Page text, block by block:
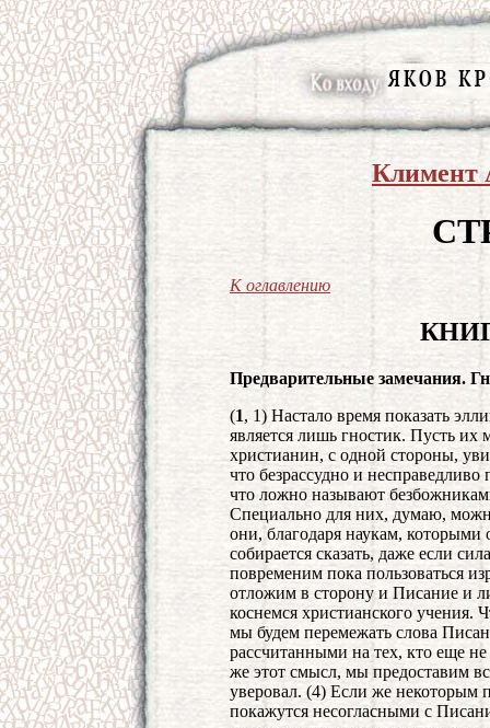
Климент
К оглавлению
Предварительные замечания.
(1, 1) Настало время показать
является лишь гностик. Пусть
христианин, с одной стороны,
что безрассудно и
что ложно называют
Специально для них, думаю,
они, благодаря наукам,
собирается сказать, даже если
повременим пока пользоваться
отложим в сторону и Писание и
коснемся христианского учения.
мы будем перемежать слова
рассчитанными на тех, кто еще
же этот смысл, мы предоставим
уверовал. (4) Если же
покажутся несогласными с